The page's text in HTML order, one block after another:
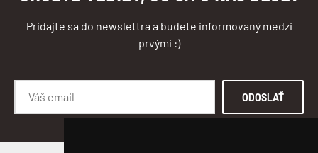
Pridajte sa do newslettra a budete informovaný medzi
prvými :)
ODOSLAŤ